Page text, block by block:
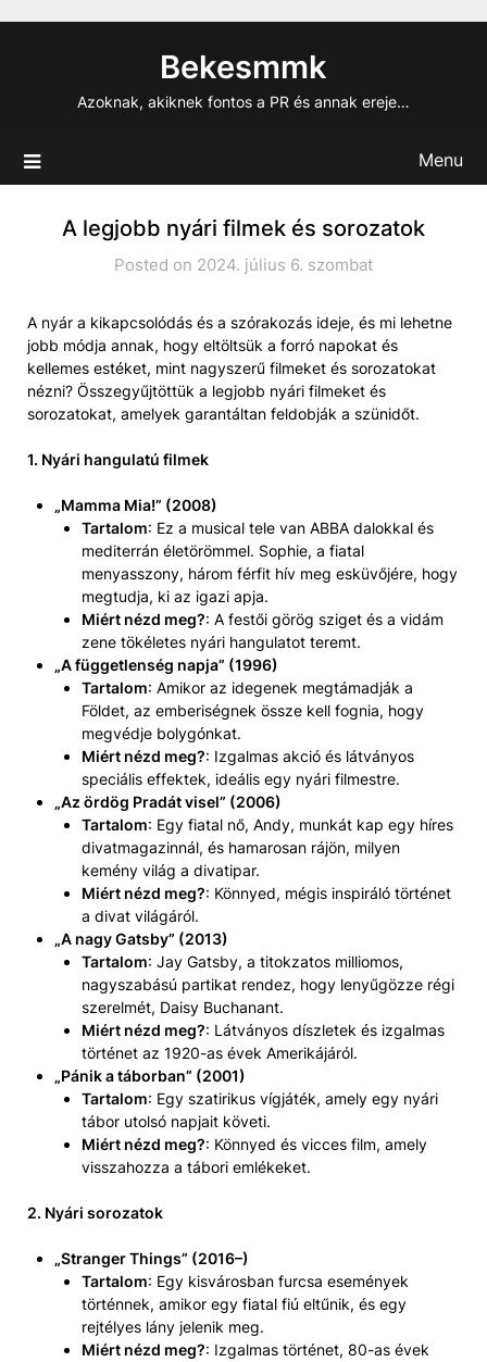
Bekesmmk
Azoknak, akiknek fontos a PR és annak ereje…
Menu
A legjobb nyári filmek és sorozatok
Posted on 2024. július 6. szombat
A nyár a kikapcsolódás és a szórakozás ideje, és mi lehetne
jobb módja annak, hogy eltöltsük a forró napokat és
kellemes estéket, mint nagyszerű filmeket és sorozatokat
nézni? Összegyűjtöttük a legjobb nyári filmeket és
sorozatokat, amelyek garantáltan feldobják a szünidőt.
1. Nyári hangulatú filmek
„Mamma Mia!” (2008)
Tartalom: Ez a musical tele van ABBA dalokkal és
mediterrán életörömmel. Sophie, a fiatal
menyasszony, három férfit hív meg esküvőjére, hogy
megtudja, ki az igazi apja.
Miért nézd meg?: A festői görög sziget és a vidám
zene tökéletes nyári hangulatot teremt.
„A függetlenség napja” (1996)
Tartalom: Amikor az idegenek megtámadják a
Földet, az emberiségnek össze kell fognia, hogy
megvédje bolygónkat.
Miért nézd meg?: Izgalmas akció és látványos
speciális effektek, ideális egy nyári filmestre.
„Az ördög Pradát visel” (2006)
Tartalom: Egy fiatal nő, Andy, munkát kap egy híres
divatmagazinnál, és hamarosan rájön, milyen
kemény világ a divatipar.
Miért nézd meg?: Könnyed, mégis inspiráló történet
a divat világáról.
„A nagy Gatsby” (2013)
Tartalom: Jay Gatsby, a titokzatos milliomos,
nagyszabású partikat rendez, hogy lenyűgözze régi
szerelmét, Daisy Buchanant.
Miért nézd meg?: Látványos díszletek és izgalmas
történet az 1920-as évek Amerikájáról.
„Pánik a táborban” (2001)
Tartalom: Egy szatirikus vígjáték, amely egy nyári
tábor utolsó napjait követi.
Miért nézd meg?: Könnyed és vicces film, amely
visszahozza a tábori emlékeket.
2. Nyári sorozatok
„Stranger Things” (2016–)
Tartalom: Egy kisvárosban furcsa események
történnek, amikor egy fiatal fiú eltűnik, és egy
rejtélyes lány jelenik meg.
Miért nézd meg?: Izgalmas történet, 80-as évek